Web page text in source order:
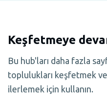
Keşfetmeye
Bu hub'ları daha fazla
toplulukları keşfetmek
ilerlemek için kullanın.